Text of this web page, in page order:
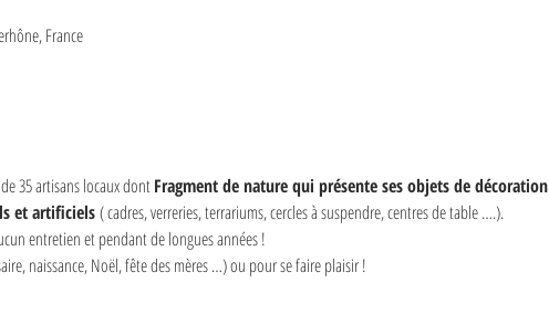
France
35 artisans locaux dont Fragment de nature qui présente ses objets de décoration
et artificiels ( cadres, verreries, terrariums, cercles à suspendre, centres de table ….).
entretien et pendant de longues années !
naissance, Noël, fête des mères …) ou pour se faire plaisir !